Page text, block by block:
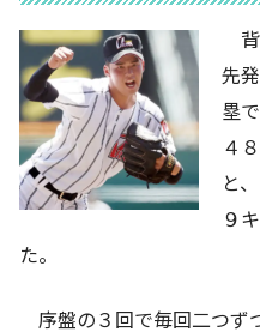
背
先
塁
４
と
９
た。
序盤の３回で毎回二つず